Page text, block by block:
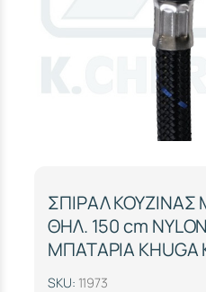
ΣΠΙΡΑΛ ΚΟΥΖΙΝΑΣ
ΘΗΛ. 150 cm
ΜΠΑΤΑΡΙΑ KHUGA
SKU: 11973